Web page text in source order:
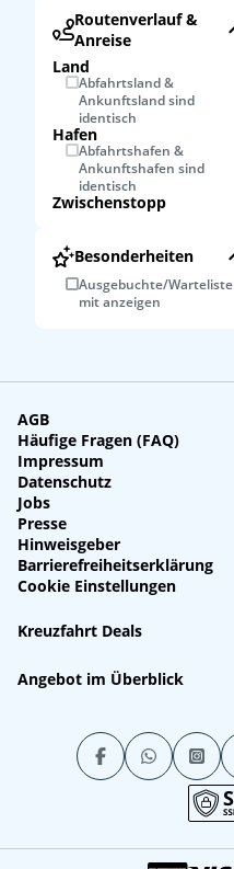
Routenverlauf &
Anreise
Land
Abfahrtsland &
Ankunftsland sind
identisch
Hafen
Abfahrtshafen &
Ankunftshafen sind
identisch
Zwischenstopp
Besonderheiten
Ausgebuchte/Warteliste
mit anzeigen
AGB
Häufige Fragen (FAQ)
Impressum
Datenschutz
Jobs
Presse
Hinweisgeber
Barrierefreiheitserklärung
Cookie Einstellungen
Kreuzfahrt Deals
Single-Kreuzfahrten
Kreuzfahrt mit Kindern
Minikreuzfahrten
Stornokabinen
Luxuskreuzfahrten
Angebot im Überblick
Alle Schiffe
Alle Reiseziele
Kreuzfahrtpakete